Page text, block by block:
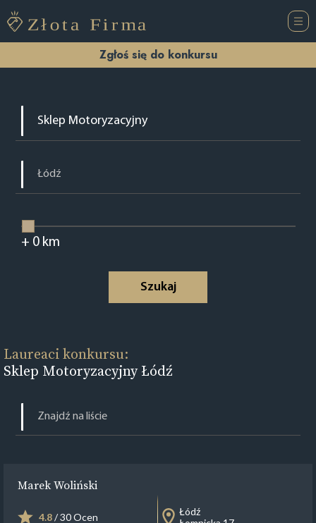
Zgłoś się do konkursu
+ 0km
Szukaj
Laureaci konkursu:
Sklep Motoryzacyjny Łódź
Marek Woliński
4.8/ 30 Ocen
Łódź